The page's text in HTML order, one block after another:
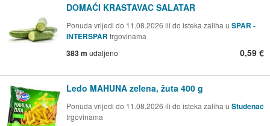
DOMAĆI KRASTAVAC SALATAR
Ponuda vrijedi do 11.08.2026 ili do isteka zaliha u SPAR -
INTERSPAR trgovinama
383 m udaljeno 0,59 €
Ledo MAHUNA zelena, žuta 400 g
Ponuda vrijedi do 11.08.2026 ili do isteka zaliha u Studenac
trgovinama